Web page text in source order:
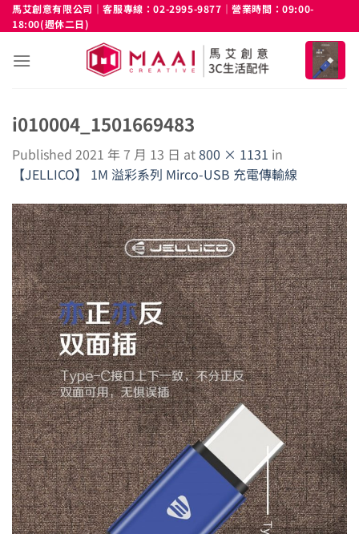
Skip
to
馬艾創意有限公司｜客服專線：02-2995-9877｜營業時間：09:00-
18:00(週休二日)
i010004_1501669483
Published 2021 年 7 月 13 日 at800 × 1131 in
【JELLICO】 1M 溢彩系列 Mirco-USB 充電傳輸線